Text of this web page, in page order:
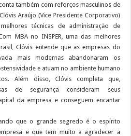
também com reforços masculinos de
Araújo (Vice Presidente Corporativo)
técnicas de administração de
MBA no INSPER, uma das melhores
Clóvis entende que as empresas do
mais modernas abandonaram os
e atuam no ambiente humano
Além disso, Clóvis completa que,
de segurança consideram seus
da empresa e conseguem encantar
que o grande segredo é o espírito
e que tem muito a agradecer a